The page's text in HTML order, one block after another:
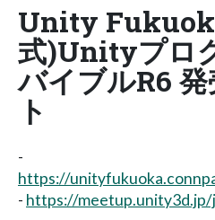
Unity
式)Unityプロ
バイブルR6
ト
-
https://
- https://